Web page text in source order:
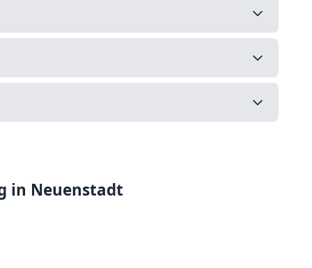
in Neuenstadt